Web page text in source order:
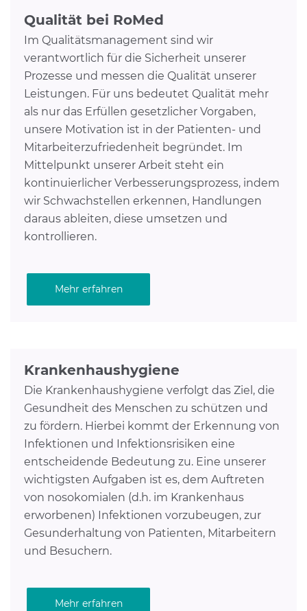
Qualität bei RoMed
Im Qualitätsmanagement sind wir
verantwortlich für die Sicherheit unserer
Prozesse und messen die Qualität unserer
Leistungen. Für uns bedeutet Qualität mehr
als nur das Erfüllen gesetzlicher Vorgaben,
unsere Motivation ist in der Patienten- und
Mitarbeiterzufriedenheit begründet. Im
Mittelpunkt unserer Arbeit steht ein
kontinuierlicher Verbesserungsprozess, indem
wir Schwachstellen erkennen, Handlungen
daraus ableiten, diese umsetzen und
kontrollieren.
Mehr erfahren
Krankenhaushygiene
Die Krankenhaushygiene verfolgt das Ziel, die
Gesundheit des Menschen zu schützen und
zu fördern. Hierbei kommt der Erkennung von
Infektionen und Infektionsrisiken eine
entscheidende Bedeutung zu. Eine unserer
wichtigsten Aufgaben ist es, dem Auftreten
von nosokomialen (d.h. im Krankenhaus
erworbenen) Infektionen vorzubeugen, zur
Gesunderhaltung von Patienten, Mitarbeitern
und Besuchern.
Mehr erfahren